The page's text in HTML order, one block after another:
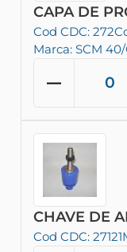
CAPA DE
Cod CDC: 272
Marca: SCM
CHAVE DE
Cod CDC: 27121